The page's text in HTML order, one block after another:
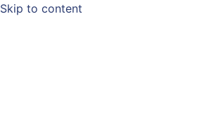
Skip to content